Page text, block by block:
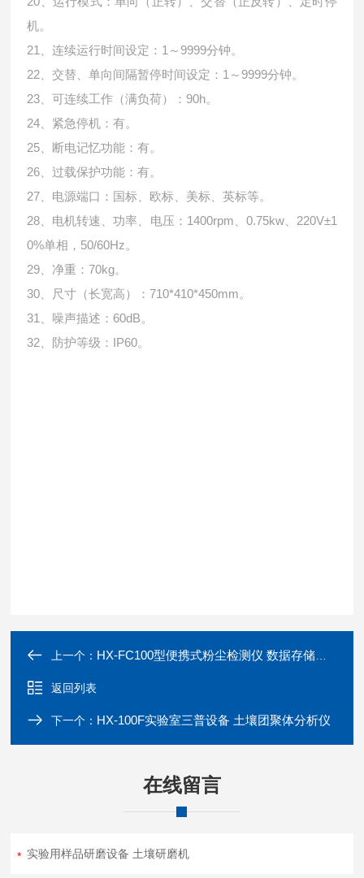
机。
21、连续运行时间设定：1～9999分钟。
22、交替、单向间隔暂停时间设定：1～9999分钟。
23、可连续工作（满负荷）：90h。
24、紧急停机：有。
25、断电记忆功能：有。
26、过载保护功能：有。
27、电源端口：国标、欧标、美标、英标等。
28、电机转速、功率、电压：1400rpm、0.75kw、220V±1
0%单相，50/60Hz。
29、净重：70kg。
30、尺寸（长宽高）：710*410*450mm。
31、噪声描述：60dB。
32、防护等级：IP60。
上一个： HX-FC100型便携式粉尘检测仪 数据存储功能
返回列表
下一个： HX-100F实验室三普设备 土壤团聚体分析仪
在线留言